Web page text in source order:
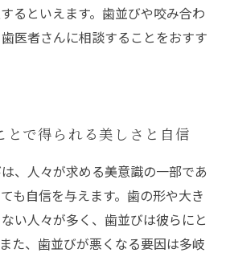
るといえます。歯並びや咬み合わ
医者さんに相談することをおすす
とで得られる美しさと自信
、人々が求める美意識の一部であ
も自信を与えます。歯の形や大き
い人々が多く、歯並びは彼らにと
た、歯並びが悪くなる要因は多岐